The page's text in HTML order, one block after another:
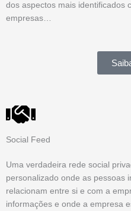
dos aspectos mais identificados
empresas…
Social Feed
Uma verdadeira rede social
personalizado onde as pessoas
relacionam entre si e com a
informações e onde a empresa